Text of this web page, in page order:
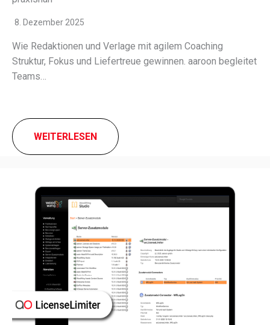
8. Dezember 2025
Wie Redaktionen und Verlage mit agilem Coaching
Struktur, Fokus und Liefertreue gewin­nen. aaroon beglei­tet
Teams…
WEITERLESEN